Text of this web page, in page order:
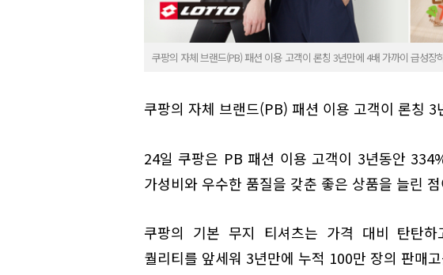
쿠팡의 자체 브랜드(PB) 패션 이용 고객이 론칭 3년만에 4배 가까이 급성장
쿠팡의 자체 브랜드(PB) 패션 이용 고객이 론칭 3
24일 쿠팡은 PB 패션 이용 고객이 3년동안
가성비와 우수한 품질을 갖춘 좋은 상품을 늘린
쿠팡의 기본 무지 티셔츠는 가격 대비 탄탄
퀄리티를 앞세워 3년만에 누적 100만 장의 판매